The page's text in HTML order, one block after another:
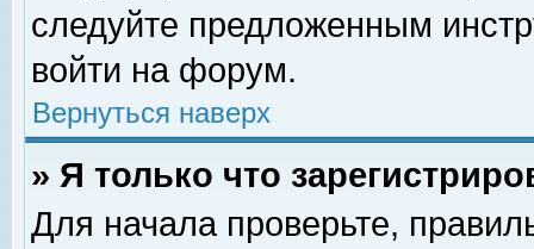
следуйте предложенным
войти на форум.
Вернуться наверх
» Я только что
Для начала проверьте,